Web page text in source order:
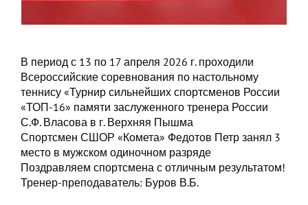
В период с 13 по 17 апреля 2026 г. проходили
Всероссийские соревнования по настольному
теннису «Турнир сильнейших спортсменов России
«ТОП-16» памяти заслуженного тренера России
С.Ф. Власова в г. Верхняя Пышма
Спортсмен СШОР «Комета» Федотов Петр занял 3
место в мужском одиночном разряде
Поздравляем спортсмена с отличным результатом!
Тренер-преподаватель: Буров В.Б.